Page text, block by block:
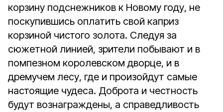
корзину подснежников к Новому году, не
поскупившись оплатить свой каприз
корзиной чистого золота. Следуя за
сюжетной линией, зрители побывают и в
помпезном королевском дворце, и в
дремучем лесу, где и произойдут самые
настоящие чудеса. Доброта и честность
будут вознаграждены, а справедливость